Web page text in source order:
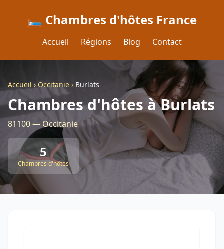
🛏️ Chambres d'hôtes France
Accueil Régions Blog Contact
Accueil › Occitanie › Burlats
Chambres d'hôtes à Burlats
81100 — Occitanie
5
Chambres d'hôtes